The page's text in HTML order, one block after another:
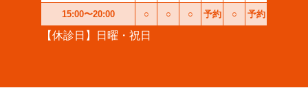
15:00〜20:00 ○ ○ ○ 予約 ○ 予約
【休診日】日曜・祝日